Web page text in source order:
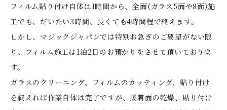
フィルム貼り付け自体は1時間から、全面(ガラス5面や8面)施
工でも、だいたい3時間、長くても4時間程で終えます。
しかし、マジックジャパンでは特別お急ぎのご要望がない限
り、フィルム施工は1泊2日のお預かりをさせて頂いておりま
す。
ガラスのクリーニング、フィルムのカッティング、貼り付け
を終えれば作業自体は完了ですが、接着面の乾燥、貼り付け